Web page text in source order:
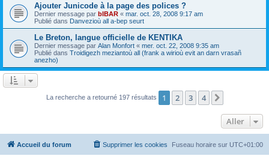
Ajouter Junicode à la page des polices ?
Dernier message par bIBAR « mar. oct. 28, 2008 9:17 am
Publié dans Danvezioù all a-bep seurt
Le Breton, langue officielle de KENTIKA
Dernier message par Alan Monfort « mer. oct. 22, 2008 9:35 am
Publié dans Troidigezh meziantoù all (frank a wirioù evit an darn vrasañ
anezho)
La recherche a retourné 197 résultats 1 2 3 4
Aller
Accueil du forum Fuseau horaire sur UTC+01:00
Supprimer les cookies